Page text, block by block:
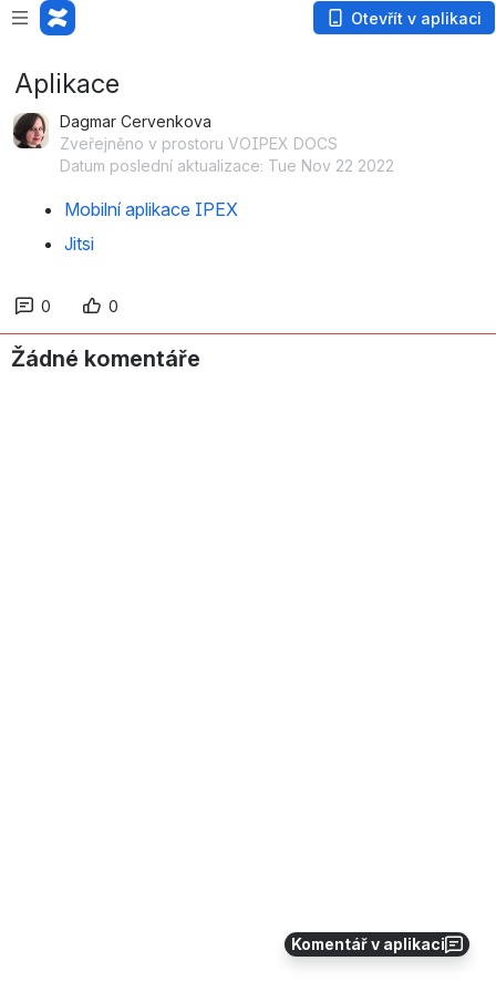
Otevřít v aplikaci
Komentář v aplikaci
Aplikace
Dagmar Cervenkova
Zveřejněno v prostoru VOIPEX DOCS
Datum poslední aktualizace: Tue Nov 22 2022
Mobilní aplikace IPEX
Jitsi
0 0
Žádné komentáře